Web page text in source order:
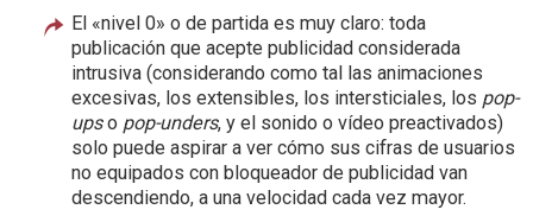
El «nivel 0» o de partida es muy claro: toda
publicación que acepte publicidad considerada
intrusiva (considerando como tal las animaciones
excesivas, los extensibles, los intersticiales, los pop-
upso pop-unders, y el sonido o vídeo preactivados)
solo puede aspirar a ver cómo sus cifras de usuarios
no equipados con bloqueador de publicidad van
descendiendo, a una velocidad cada vez mayor.